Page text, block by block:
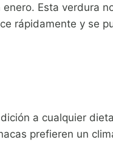
Esta verdura
rápidamente y se
a cualquier
prefieren un